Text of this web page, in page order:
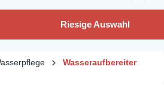
Riesige Auswahl
Wasseraufbereiter